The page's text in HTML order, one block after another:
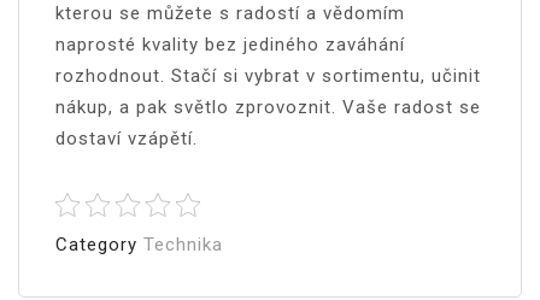
kterou se můžete s radostí a vědomím
naprosté kvality bez jediného zaváhání
rozhodnout. Stačí si vybrat v sortimentu, učinit
nákup, a pak světlo zprovoznit. Vaše radost se
dostaví vzápětí.
Category Technika